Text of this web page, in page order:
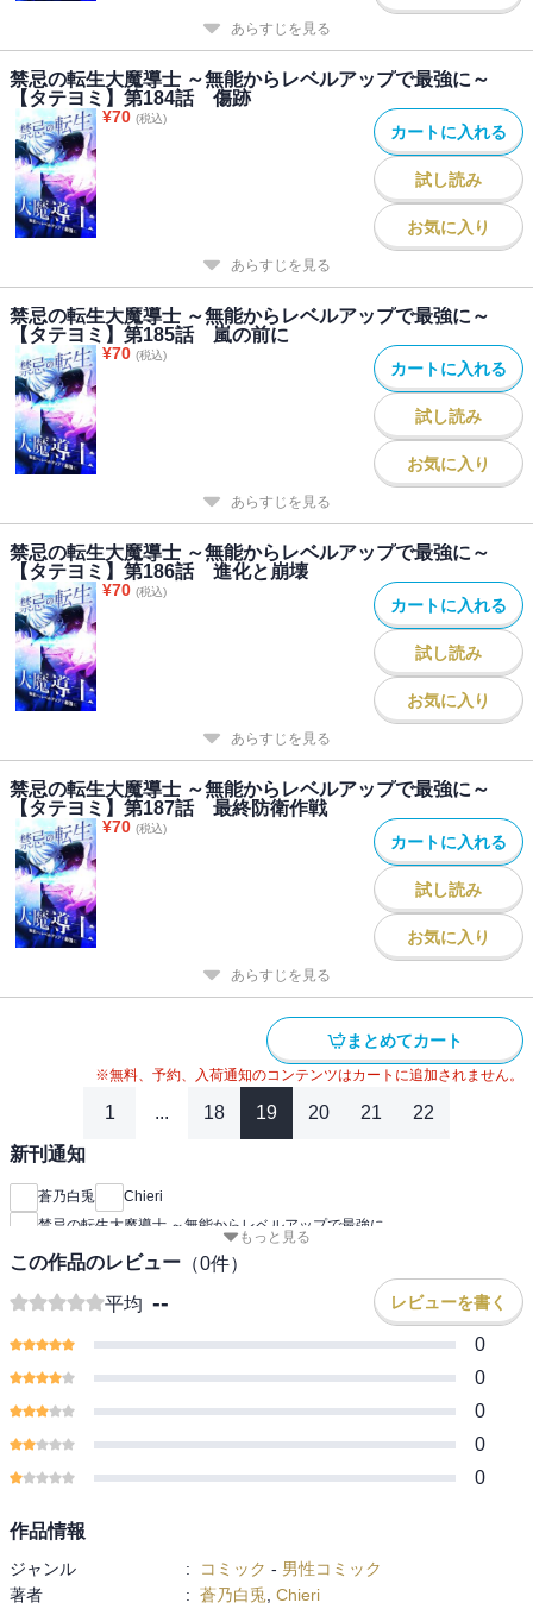
あらすじを見る
禁忌の転生大魔導士 ～無能からレベルアップで最強に～
【タテヨミ】第184話 傷跡
¥70 (税込)
カートに入れる
試し読み
お気に入り
あらすじを見る
禁忌の転生大魔導士 ～無能からレベルアップで最強に～
【タテヨミ】第185話 嵐の前に
¥70 (税込)
カートに入れる
試し読み
お気に入り
あらすじを見る
禁忌の転生大魔導士 ～無能からレベルアップで最強に～
【タテヨミ】第186話 進化と崩壊
¥70 (税込)
カートに入れる
試し読み
お気に入り
あらすじを見る
禁忌の転生大魔導士 ～無能からレベルアップで最強に～
【タテヨミ】第187話 最終防衛作戦
¥70 (税込)
カートに入れる
試し読み
お気に入り
あらすじを見る
まとめてカート
※無料、予約、入荷通知のコンテンツはカートに追加されません。
1 ... 18 19 20 21 22
新刊通知
蒼乃白兎
Chieri
禁忌の転生大魔導士 ～無能からレベルアップで最強に
もっと見る
この作品のレビュー （0件）
平均 -- レビューを書く
0
0
0
0
0
作品情報
ジャンル : コミック - 男性コミック
著者
: 蒼乃白兎 Chieri